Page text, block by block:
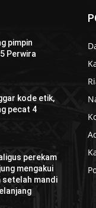
pimpin
Perwira
kode etik,
pecat 4
perekam
mengakui
setelah mandi